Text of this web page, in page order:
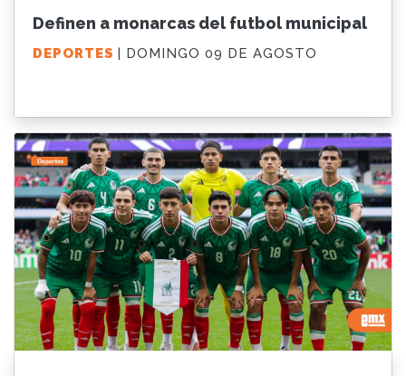
Definen a monarcas del futbol municipal
DEPORTES | DOMINGO 09 DE AGOSTO